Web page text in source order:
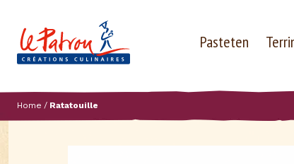
Pasteten
Home Ratatouille